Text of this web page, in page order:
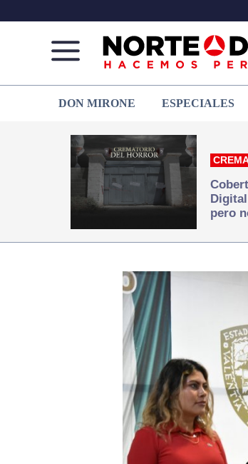
de
Juárez
que
hacemos periodismo
DON MIRONE ESPECIALES
pero